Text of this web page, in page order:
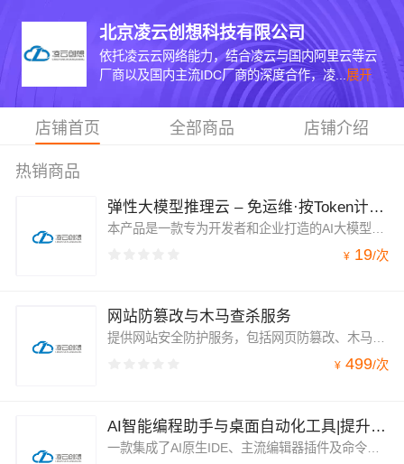
北京凌云创想科技有限公司
依托凌云云网络能力，结合凌云与国内阿里云等云
厂商以及国内主流IDC厂商的深度合作，凌... 展开
店铺首页 全部商品 店铺介绍
热销商品
弹性大模型推理云 – 免运维·按Token计费·秒级弹性GPU
¥ 19/次
网站防篡改与木马查杀服务
提供网站安全防护服务，包括网页防篡改、木马病毒查杀、Webshell后门清除、挖矿病毒清除等。网页防篡改功能可实时监控网站目录，通过备份恢复被篡改的文件，防止出现挂马、黑链、非法内容植入等问题。安全专家1对1人工服务，快速响应安全告警。
¥ 499/次
AI智能编程助手与桌面自动化工具|提升开发效率的AI Agent平台
一款集成了AI原生IDE、主流编辑器插件及命令行工具的智能编程套件。具备强大的代码库感知能力，能够自动识别技术栈并生成符合工程标准的代码。配套桌面智能助手，可将Agent能力延伸至日常办公场景，通过自然语言自动规划并完成任务。本产品为专业版精选合集，支持企业批量采购，提供稳定更新与专业技术支持